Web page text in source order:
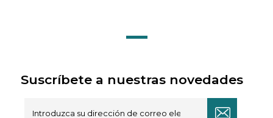
Suscríbete a nuestras novedades